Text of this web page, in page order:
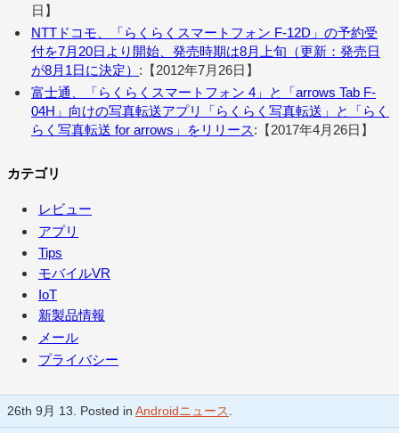
日】
NTTドコモ、「らくらくスマートフォン F-12D」の予約受
付を7月20日より開始、発売時期は8月上旬（更新：発売日
が8月1日に決定） :【2012年7月26日】
富士通、「らくらくスマートフォン 4」と「arrows Tab F-
04H」向けの写真転送アプリ「らくらく写真転送」と「らく
らく写真転送 for arrows」をリリース:【2017年4月26日】
カテゴリ
レビュー
アプリ
Tips
モバイルVR
IoT
新製品情報
メール
プライバシー
26th 9月 13. Posted in Androidニュース